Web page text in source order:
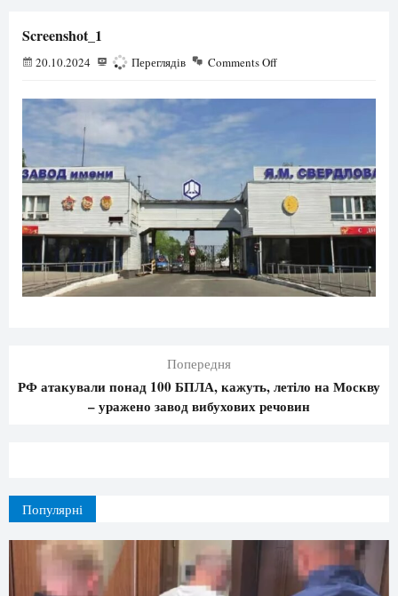
Screenshot_1
20.10.2024 236 Переглядів Comments Off
Попередня
РФ атакували понад 100 БПЛА, кажуть, летіло на Москву
– уражено завод вибухових речовин
Популярні